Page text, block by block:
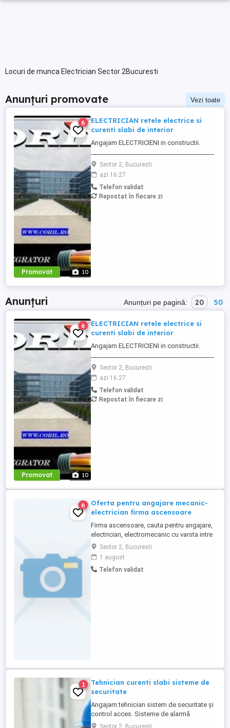
Locuri de munca Electrician Sector 2Bucuresti
Anunțuri promovate Vezi toate
Promovat 10
6
ELECTRICIAN retele electrice si
curenti slabi de interior
Angajam ELECTRICIENI in constructii.
Daca sti ca ai calificare si experienta in
executia si punerea in functiune de
instalatii electrice de joasa tensiune; Ai
deja studii in domeniul electric si vrei sa te
specializezi si pe instalarea
Sector 2, Bucuresti
azi 16:27
Telefon validat
Repostat în fiecare zi
Anunțuri Anunțuri pe pagină: 20 50
Promovat 10
6
ELECTRICIAN retele electrice si
curenti slabi de interior
Angajam ELECTRICIENI in constructii.
Daca sti ca ai calificare si experienta in
executia si punerea in functiune de
instalatii electrice de joasa tensiune; Ai
deja studii in domeniul electric si vrei sa te
specializezi si pe instalarea
Sector 2, Bucuresti
azi 16:27
Telefon validat
Repostat în fiecare zi
6
Oferta pentru angajare mecanic-
electrician firma ascensoare
Firma ascensoare, cauta pentru angajare,
electrician, electromecanic cu varsta intre
22-50 ani, serioasa, motivata, cu dorinta
de implicare in ceea ce face, dornica de
un loc de munca stabil si de lunga durata
pentru activitate de prestari servicii,
Sector 2, Bucuresti
1 august
Telefon validat
1
Tehnician curenti slabi sisteme de
securitate
Angajam tehnician sistem de securitate și
control acces. Sisteme de alarmă
hikvision paradox ajax dsc etc Sisteme de
Sector 2, Bucuresti